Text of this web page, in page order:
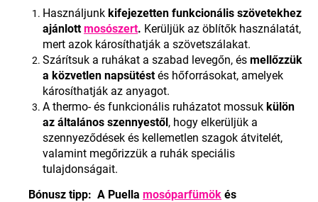
Használjunk kifejezetten funkcionális szövetekhez
ajánlottmosószert. Kerüljük az öblítők használatát,
mert azok károsíthatják a szövetszálakat.
Szárítsuk a ruhákat a szabad levegőn, és mellőzzük
a közvetlen napsütéstés hőforrásokat, amelyek
károsíthatják az anyagot.
A thermo- és funkcionális ruházatot mossuk külön
az általános szennyestől, hogy elkerüljük a
szennyeződések és kellemetlen szagok átvitelét,
valamint megőrizzük a ruhák speciális
tulajdonságait.
Bónusz tipp: A Puella mosóparfümök és